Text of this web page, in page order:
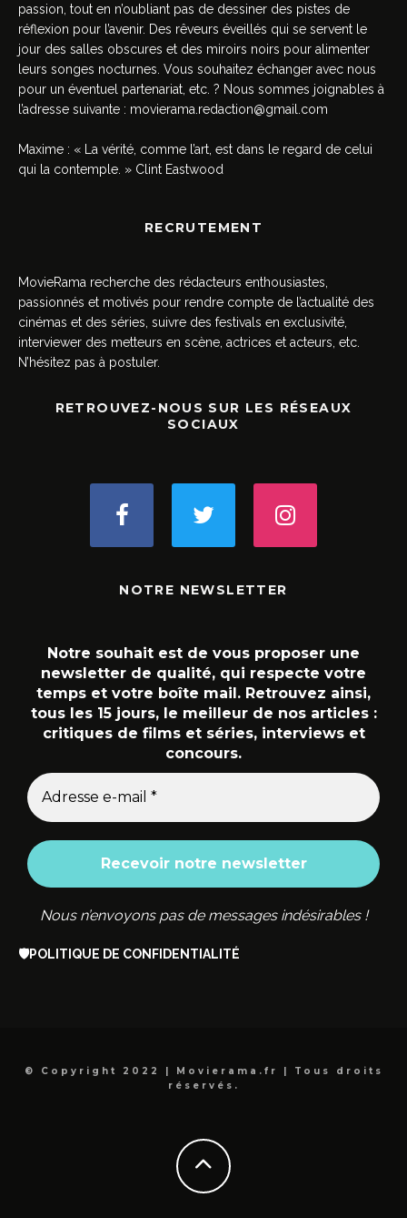
passion, tout en n’oubliant pas de dessiner des pistes de
réflexion pour l’avenir. Des rêveurs éveillés qui se servent le
jour des salles obscures et des miroirs noirs pour alimenter
leurs songes nocturnes. Vous souhaitez échanger avec nous
pour un éventuel partenariat, etc. ? Nous sommes joignables à
l’adresse suivante : movierama.redaction@gmail.com
Maxime : « La vérité, comme l’art, est dans le regard de celui
qui la contemple. » Clint Eastwood
RECRUTEMENT
MovieRama recherche des rédacteurs enthousiastes,
passionnés et motivés pour rendre compte de l’actualité des
cinémas et des séries, suivre des festivals en exclusivité,
interviewer des metteurs en scène, actrices et acteurs, etc.
N’hésitez pas à postuler.
RETROUVEZ-NOUS SUR LES RÉSEAUX
SOCIAUX
NOTRE NEWSLETTER
Notre souhait est de vous proposer une
newsletter de qualité, qui respecte votre
temps et votre boîte mail. Retrouvez ainsi,
tous les 15 jours, le meilleur de nos articles :
critiques de films et séries, interviews et
concours.
Nous n’envoyons pas de messages indésirables !
🛡️POLITIQUE DE CONFIDENTIALITÉ
© Copyright 2022 | Movierama.fr | Tous droits
réservés.